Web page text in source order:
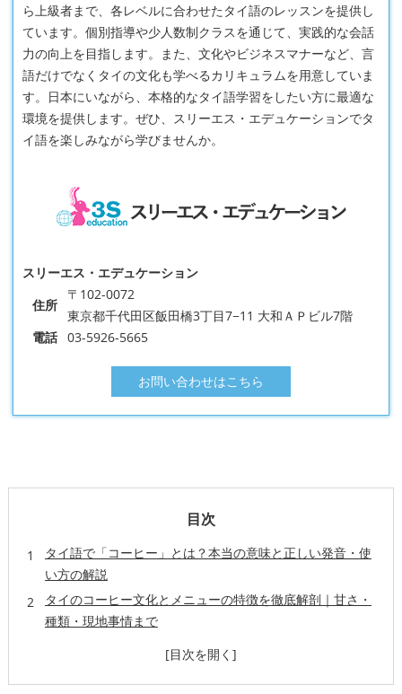
ら上級者まで、各レベルに合わせたタイ語のレッスンを提供し
ています。個別指導や少人数制クラスを通じて、実践的な会話
力の向上を目指します。また、文化やビジネスマナーなど、言
語だけでなくタイの文化も学べるカリキュラムを用意していま
す。日本にいながら、本格的なタイ語学習をしたい方に最適な
環境を提供します。ぜひ、スリーエス・エデュケーションでタ
イ語を楽しみながら学びませんか。
スリーエス・エデュケーション
住所
〒102-0072
東京都千代田区飯田橋3丁目7−11 大和ＡＰビル7階
電話 03-5926-5665
お問い合わせはこちら
目次
タイ語で「コーヒー」とは？本当の意味と正しい発音・使
い方の解説
タイのコーヒー文化とメニューの特徴を徹底解剖｜甘さ・
種類・現地事情まで
タイ語コーヒー注文フレーズ集と発音トラブル対策ガイド